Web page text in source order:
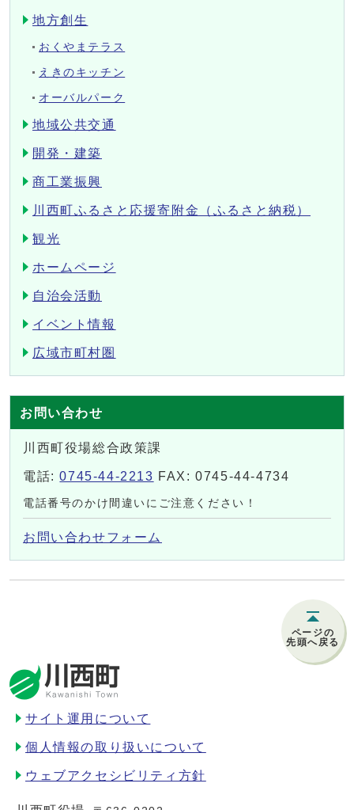
地方創生
おくやまテラス
えきのキッチン
オーバルパーク
地域公共交通
開発・建築
商工業振興
川西町ふるさと応援寄附金（ふるさと納税）
観光
ホームページ
自治会活動
イベント情報
広域市町村圏
お問い合わせ
川西町役場総合政策課
電話:0745-44-2213 FAX: 0745-44-4734
電話番号のかけ間違いにご注意ください！
お問い合わせフォーム
ページの
先頭へ戻る
サイト運用について
個人情報の取り扱いについて
ウェブアクセシビリティ方針